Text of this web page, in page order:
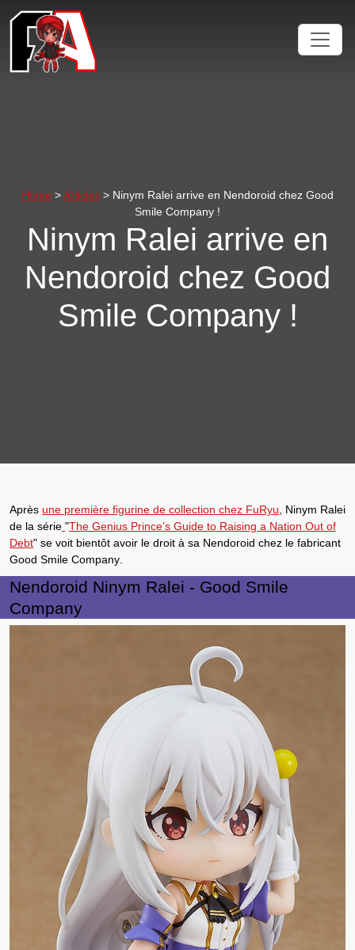
Home >Articles > Ninym Ralei arrive en Nendoroid chez Good
Smile Company !
Ninym Ralei arrive en
Nendoroid chez Good
Smile Company !
Après une première figurine de collection chez FuRyu
Ninym Ralei
de la série "The Genius Prince’s Guide to Raising a Nation Out of
Debt" se voit bientôt avoir le droit à sa Nendoroid chez le fabricant
Good Smile Company
Nendoroid Ninym Ralei - Good Smile
Company